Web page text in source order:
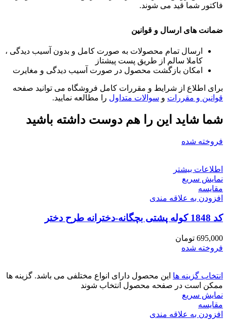
فاکتور شما قید می شوند.
ضمانت های ارسال و قوانین
ارسال تمام محصولات به صورت کامل و بدون آسیب دیدگی ،
کاملا سالم از طریق پست پیشتاز
امکان بازگشت محصول در صورت آسیب دیدگی و مغایرت
برای اطلاع از شرایط و مقررات کامل فروشگاه می توانید صفحه
قوانین و مقررات و سوالات متداول را مطالعه نمایید.
شما شاید این را هم دوست داشته باشید
فروخته شده
اطلاعات بیشتر
نمایش سریع
مقايسه
افزودن به علاقه مندی
کد 1848 کوله پشتی بچگانه-دخترانه طرح دختر
695,000 تومان
فروخته شده
انتخاب گزینه ها این محصول دارای انواع مختلفی می باشد. گزینه ها
ممکن است در صفحه محصول انتخاب شوند
نمایش سریع
مقايسه
افزودن به علاقه مندی